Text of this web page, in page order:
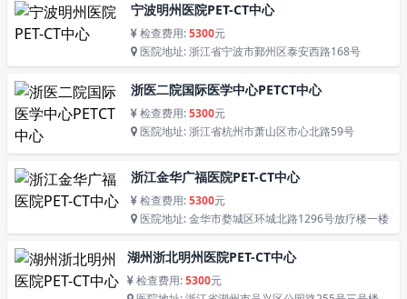
宁波明州医院PET-CT中心
检查费用:5300元
医院地址: 浙江省宁波市鄞州区泰安西路168号
浙医二院国际医学中心PETCT中心
检查费用:5300元
医院地址: 浙江省杭州市萧山区市心北路59号
浙江金华广福医院PET-CT中心
检查费用:5300元
医院地址: 金华市婺城区环城北路1296号放疗楼一楼
湖州浙北明州医院PET-CT中心
检查费用:5300元